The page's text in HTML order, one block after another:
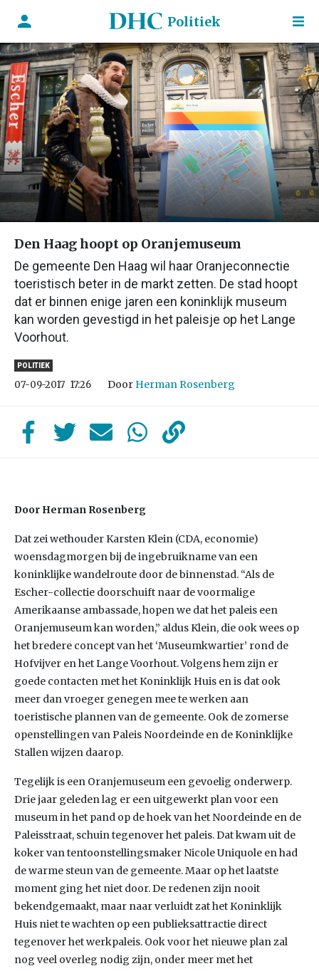
Politiek
Den Haag hoopt op Oranjemuseum
De gemeente Den Haag wil haar Oranjeconnectie
toeristisch beter in de markt zetten. De stad hoopt
dat er binnen enige jaren een koninklijk museum
kan worden gevestigd in het paleisje op het Lange
Voorhout.
POLITIEK
07-09-2017 17:26 Door Herman Rosenberg
Door Herman Rosenberg
Dat zei wethouder Karsten Klein (CDA, economie)
woensdagmorgen bij de ingebruikname van een
koninklijke wandelroute door de binnenstad. “Als de
Escher-collectie doorschuift naar de voormalige
Amerikaanse ambassade, hopen we dat het paleis een
Oranjemuseum kan worden,” aldus Klein, die ook wees op
het bredere concept van het ‘Museumkwartier’ rond de
Hofvijver en het Lange Voorhout. Volgens hem zijn er
goede contacten met het Koninklijk Huis en is dat ook
meer dan vroeger genegen mee te werken aan
toeristische plannen van de gemeente. Ook de zomerse
openstellingen van Paleis Noordeinde en de Koninklijke
Stallen wijzen daarop.
Tegelijk is een Oranjemuseum een gevoelig onderwerp.
Drie jaar geleden lag er een uitgewerkt plan voor een
museum in het pand op de hoek van het Noordeinde en de
Paleisstraat, schuin tegenover het paleis. Dat kwam uit de
koker van tentoonstellingsmaker Nicole Uniquole en had
de warme steun van de gemeente. Maar op het laatste
moment ging het niet door. De redenen zijn nooit
bekendgemaakt, maar naar verluidt zat het Koninklijk
Huis niet te wachten op een publieksattractie direct
tegenover het werkpaleis. Ook voor het nieuwe plan zal
nog veel overleg nodig zijn, onder meer met het